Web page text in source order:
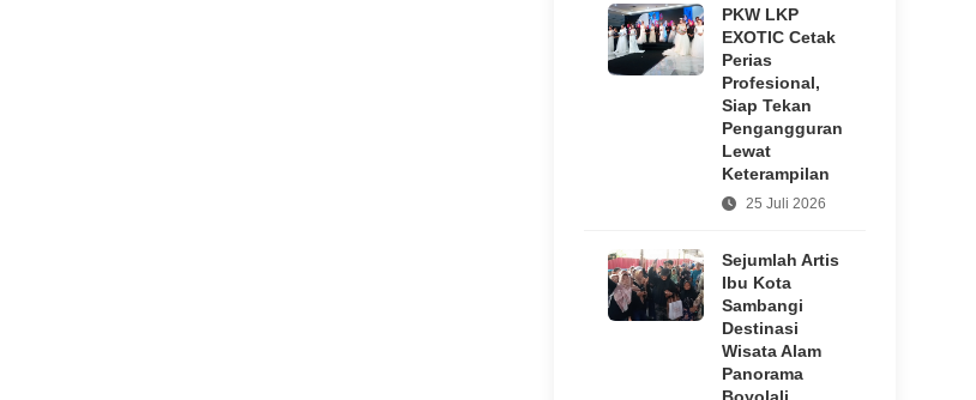
PKW LKP
EXOTIC Cetak
Perias
Profesional,
Siap Tekan
Pengangguran
Lewat
Keterampilan
25 Juli 2026
Sejumlah Artis
Ibu Kota
Sambangi
Destinasi
Wisata Alam
Panorama